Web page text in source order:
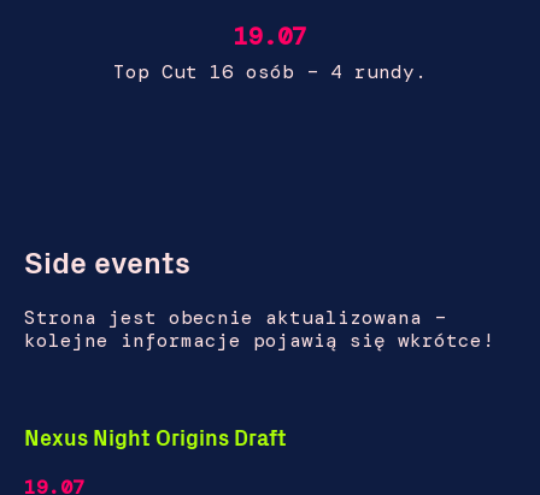
19.07
Top Cut 16 osób – 4 rundy.
Side events
Strona jest obecnie aktualizowana –
kolejne informacje pojawią się wkrótce!
Nexus Night Origins Draft
19.07